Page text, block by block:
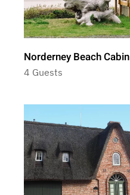
Norderney Beach Cabin
4 Guests